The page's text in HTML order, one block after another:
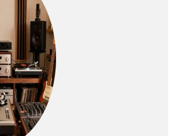
élégante
noir/argenté,
assurant durabilité et
style Prise casque
intégrée pour une
pratique silencieuse
et une portabilité
facile, combinant
excellent son et prix
imbattable